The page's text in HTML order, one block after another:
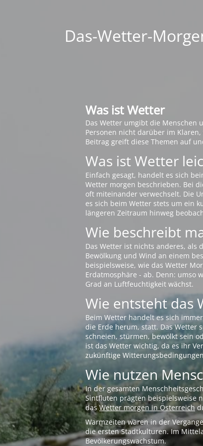
Das-Wetter-
Was ist Wetter
Das Wetter umgibt die Menschen
Personen nicht darüber im
Beitrag greift diese Themen auf
Was ist Wetter
Einfach gesagt, handelt es sich
Wetter morgen beschrieben. Bei
oft miteinander verwechselt. Die
es sich beim Wetter stets um ein
längeren Zeitraum hinweg
Wie beschreibt
Das Wetter ist nichts anderes, als
Bewölkung und Wind an einem
beispielsweise, wie das Wetter
Erdatmosphäre - ab. Denn: umso
Grad an Luftfeuchtigkeit wächst.
Wie entsteht das
Beim Wetter handelt es sich
die Erde herum, statt. Das Wetter
schneien, stürmen, bewölkt sein
ist das Wetter wichtig, da es ihr
zukünftige
Wie nutzen
In der gesamten
Sintfluten prägten beispielsweise
dasWetter morgen in Österreich
Warmzeiten waren in der
die ersten Stadtkulturen. Im
Bevölkerungswachstum.